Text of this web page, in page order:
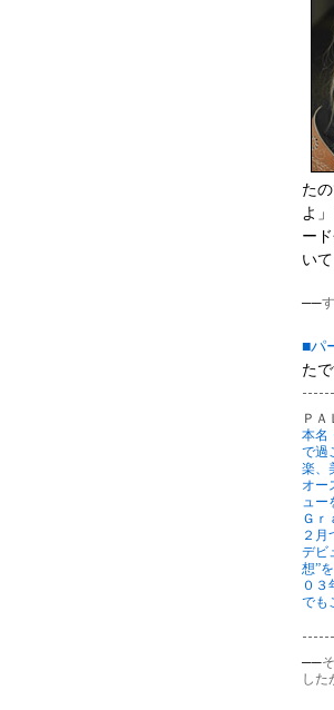
た
よ
ー
い
──
■パ
たで
ＰＡ
本名
で過
楽、
オー
ュー
Ｇｒ
２月
デビ
想”
０
でも
──
した